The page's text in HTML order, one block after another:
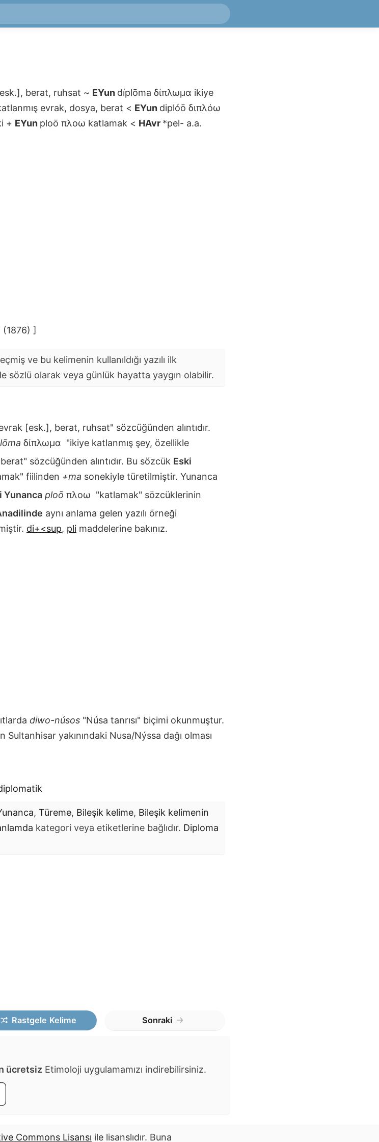
berat, ruhsat ~ EYun díplōma δίπλωμα ikiye
evrak, dosya, berat < EYun diplóō διπλόω
+ EYun ploō πλοω katlamak < HAvr *pel- a.a.
(1876) ]
ve bu kelimenin kullanıldığı yazılı ilk
sözlü olarak veya günlük hayatta yaygın olabilir.
[esk.], berat, ruhsat" sözcüğünden alıntıdır.
δίπλωμα "ikiye katlanmış şey, özellikle
sözcüğünden alıntıdır. Bu sözcük Eski
fiilinden +ma sonekiyle türetilmiştir. Yunanca
Yunanca ploō πλοω "katlamak" sözcüklerinin
aynı anlama gelen yazılı örneği
di+<sup, pli maddelerine bakınız.
diwo-núsos "Núsa tanrısı" biçimi okunmuştur.
Sultanhisar yakınındaki Nusa/Nýssa dağı olması
, Türeme, Bileşik kelime, Bileşik kelimenin
kategori veya etiketlerine bağlıdır. Diploma
Rastgele Kelime Sonraki
ücretsiz Etimoloji uygulamamızı indirebilirsiniz.
Commons Lisansı ile lisanslıdır. Buna